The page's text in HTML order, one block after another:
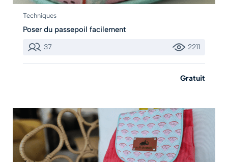
Techniques
Poser du passepoil facilement
37 2211
Gratuit